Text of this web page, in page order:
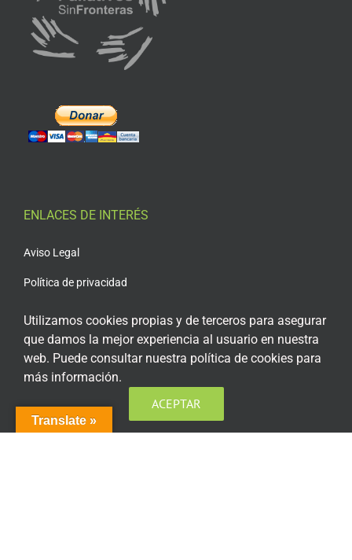
ENLACES DE INTERÉS
Aviso Legal
Política de privacidad
Política de cookies
Condiciones generales de contratación
Acceso plataforma de teleformación
Translate »
Utilizamos cookies propias y de terceros para asegurar
que damos la mejor experiencia al usuario en nuestra
web. Puede consultar nuestra política de cookies para
más información.
ACEPTAR